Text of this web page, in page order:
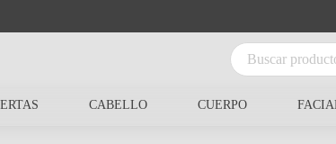
CABELLO CUERPO